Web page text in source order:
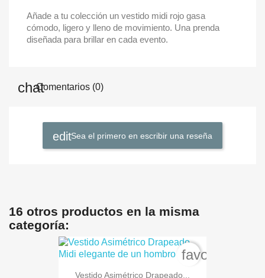
Añade a tu colección un vestido midi rojo gasa
cómodo, ligero y lleno de movimiento. Una prenda
diseñada para brillar en cada evento.
Comentarios (0)
Sea el primero en escribir una reseña
16 otros productos en la misma
categoría:
Vestido Asimétrico Drapeado...